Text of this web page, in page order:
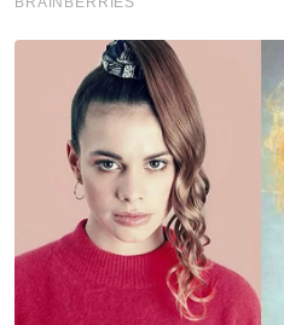
Artikel
Sukan
Bapa
dunia